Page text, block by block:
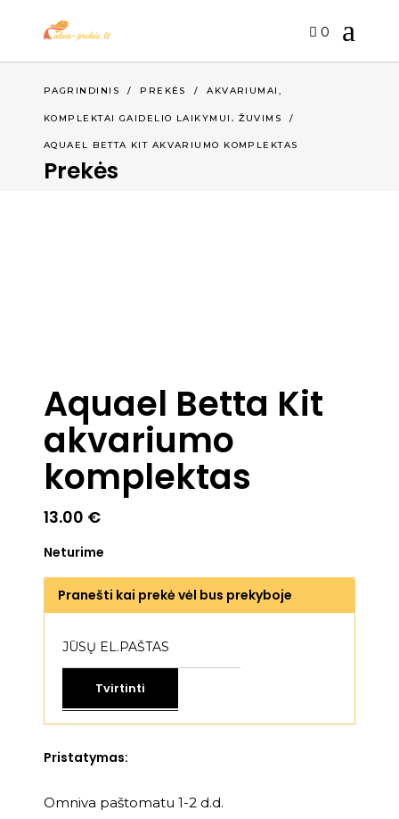
0
PAGRINDINIS / PREKĖS /AKVARIUMAI ,
KOMPLEKTAI GAIDELIO LAIKYMUI , ŽUVIMS /
AQUAEL BETTA KIT AKVARIUMO KOMPLEKTAS
Prekės
Aquael Betta Kit
akvariumo
komplektas
13.00 €
Neturime
Pranešti kai prekė vėl bus prekyboje
Tvirtinti
Pristatymas:
Omniva paštomatu 1-2 d.d.